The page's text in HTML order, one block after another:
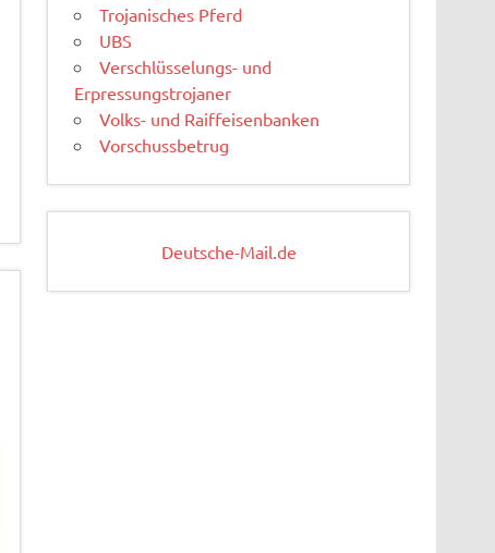
Trojanisches Pferd
UBS
Verschlüsselungs- und
Erpressungstrojaner
Volks- und Raiffeisenbanken
Vorschussbetrug
Deutsche-Mail.de